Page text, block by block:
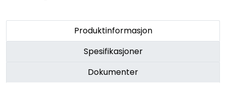
Produktinformasjon
Spesifikasjoner
Dokumenter